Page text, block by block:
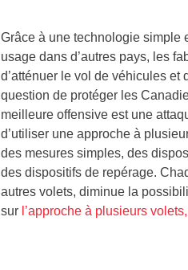
Grâce à une technologie simple
usage dans d’autres pays, les
d’atténuer le vol de véhicules et
question de protéger les
meilleure offensive est une
d’utiliser une approche à
des mesures simples, des
des dispositifs de repérage.
autres volets, diminue la
sur l’approche à plusieurs